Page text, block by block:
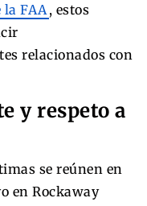
FAA , estos
relacionados con
y respeto a
se reúnen en
en Rockaway